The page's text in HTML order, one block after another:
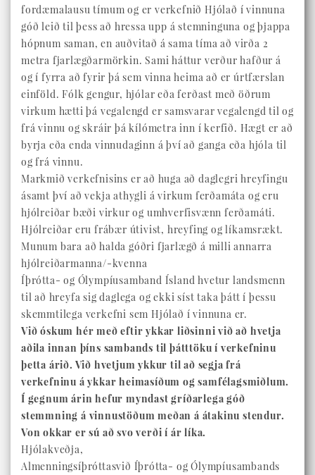
fordæmalausu tímum og er verkefnið Hjólað í vinnuna
góð leið til þess að hressa upp á stemninguna og þjappa
hópnum saman, en auðvitað á sama tíma að virða 2
metra fjarlægðarmörkin. Sami háttur verður hafður á
og í fyrra að fyrir þá sem vinna heima að er úrtfærslan
einföld. Fólk gengur, hjólar eða ferðast með öðrum
virkum hætti þá vegalengd er samsvarar vegalengd til og
frá vinnu og skráir þá kílómetra inn í kerfið. Hægt er að
byrja eða enda vinnudaginn á því að ganga eða hjóla til
og frá vinnu.
Markmið verkefnisins er að huga að daglegri hreyfingu
ásamt því að vekja athygli á virkum ferðamáta og eru
hjólreiðar bæði virkur og umhverfisvænn ferðamáti.
Hjólreiðar eru frábær útivist, hreyfing og líkamsrækt.
Munum bara að halda góðri fjarlægð á milli annarra
hjólreiðarmanna/-kvenna
Íþrótta- og Ólympíusamband Ísland hvetur landsmenn
til að hreyfa sig daglega og ekki síst taka þátt í þessu
skemmtilega verkefni sem Hjólað í vinnuna er.
Við óskum hér með eftir ykkar liðsinni við að hvetja
aðila innan þíns sambands til þátttöku í verkefninu
þetta árið. Við hvetjum ykkur til að segja frá
verkefninu á ykkar heimasíðum og samfélagsmiðlum.
Í gegnum árin hefur myndast gríðarlega góð
stemmning á vinnustöðum meðan á átakinu stendur.
Von okkar er sú að svo verði í ár líka.
Hjólakveðja,
Almenningsíþróttasvið Íþrótta- og Ólympíusambands